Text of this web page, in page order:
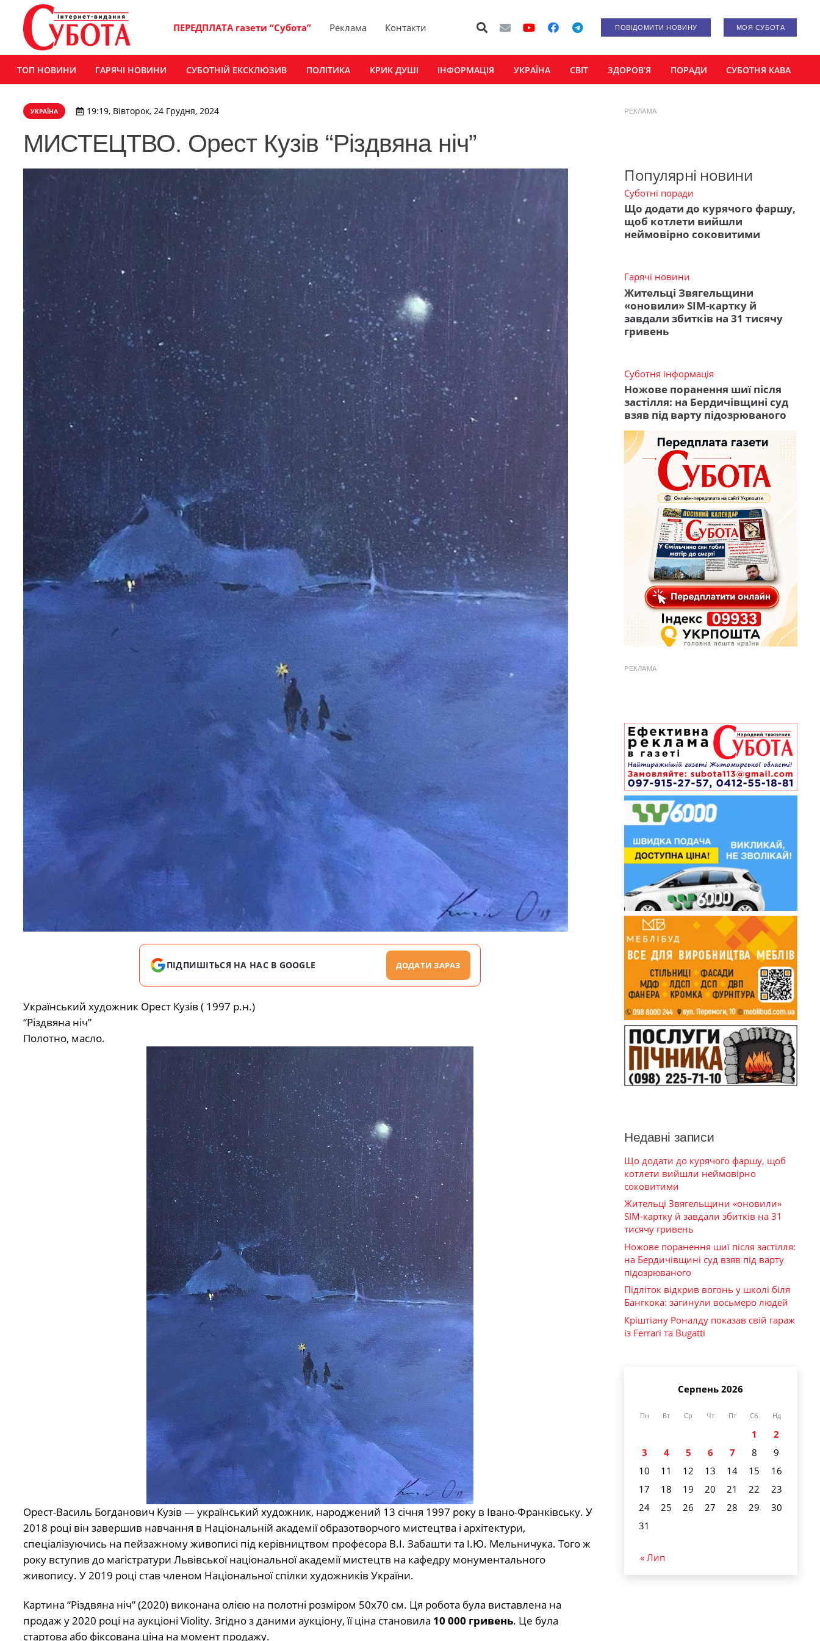
ПЕРЕДПЛАТА газети “Субота” Реклама Контакти ПОВІДОМИТИ НОВИНУ МОЯ СУБОТА
ТОП НОВИНИ ГАРЯЧІ НОВИНИ СУБОТНІЙ ЕКСКЛЮЗИВ ПОЛІТИКА КРИК ДУШІ ІНФОРМАЦІЯ УКРАЇНА СВІТ ЗДОРОВ’Я ПОРАДИ СУБОТНЯ КАВА
УКРАЇНА 19:19, Вівторок, 24 Грудня, 2024
МИСТЕЦТВО. Орест Кузів “Різдвяна ніч”
ПІДПИШІТЬСЯ НА НАС В GOOGLE ДОДАТИ ЗАРАЗ
Український художник Орест Кузів ( 1997 р.н.)
“Різдвяна ніч”
Полотно, масло.
Орест-Василь Богданович Кузів — український художник, народжений 13 січня 1997 року в Івано-Франківську. У
2018 році він завершив навчання в Національній академії образотворчого мистецтва і архітектури,
спеціалізуючись на пейзажному живописі під керівництвом професора В.І. Забашти та І.Ю. Мельничука. Того ж
року вступив до магістратури Львівської національної академії мистецтв на кафедру монументального
живопису. У 2019 році став членом Національної спілки художників України.
Картина “Різдвяна ніч” (2020) виконана олією на полотні розміром 50х70 см. Ця робота була виставлена на
продаж у 2020 році на аукціоні Violity. Згідно з даними аукціону, її ціна становила 10 000 гривень. Це була
стартова або фіксована ціна на момент продажу.
РЕКЛАМА
Популярні новини
Суботні поради
Що додати до курячого фаршу,
щоб котлети вийшли
неймовірно соковитими
Гарячі новини
Жительці Звягельщини
«оновили» SIM-картку й
завдали збитків на 31 тисячу
гривень
Суботня інформація
Ножове поранення шиї після
застілля: на Бердичівщині суд
взяв під варту підозрюваного
РЕКЛАМА
Недавні записи
Що додати до курячого фаршу, щоб
котлети вийшли неймовірно
соковитими
Жительці Звягельщини «оновили»
SIM-картку й завдали збитків на 31
тисячу гривень
Ножове поранення шиї після застілля:
на Бердичівщині суд взяв під варту
підозрюваного
Підліток відкрив вогонь у школі біля
Бангкока: загинули восьмеро людей
Кріштіану Роналду показав свій гараж
із Ferrari та Bugatti
Серпень 2026
Пн Вт Ср Чт Пт Сб Нд
1
2
3
4 5 6 7 8
9
10
11 12 13 14 15
16
17
18 19 20 21 22
23
24
25 26 27 28 29
30
31
« Лип